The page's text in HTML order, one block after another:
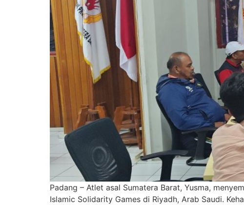
Padang – Atlet asal Sumatera Barat, Yusma,
Islamic Solidarity Games di Riyadh, Arab Saudi.